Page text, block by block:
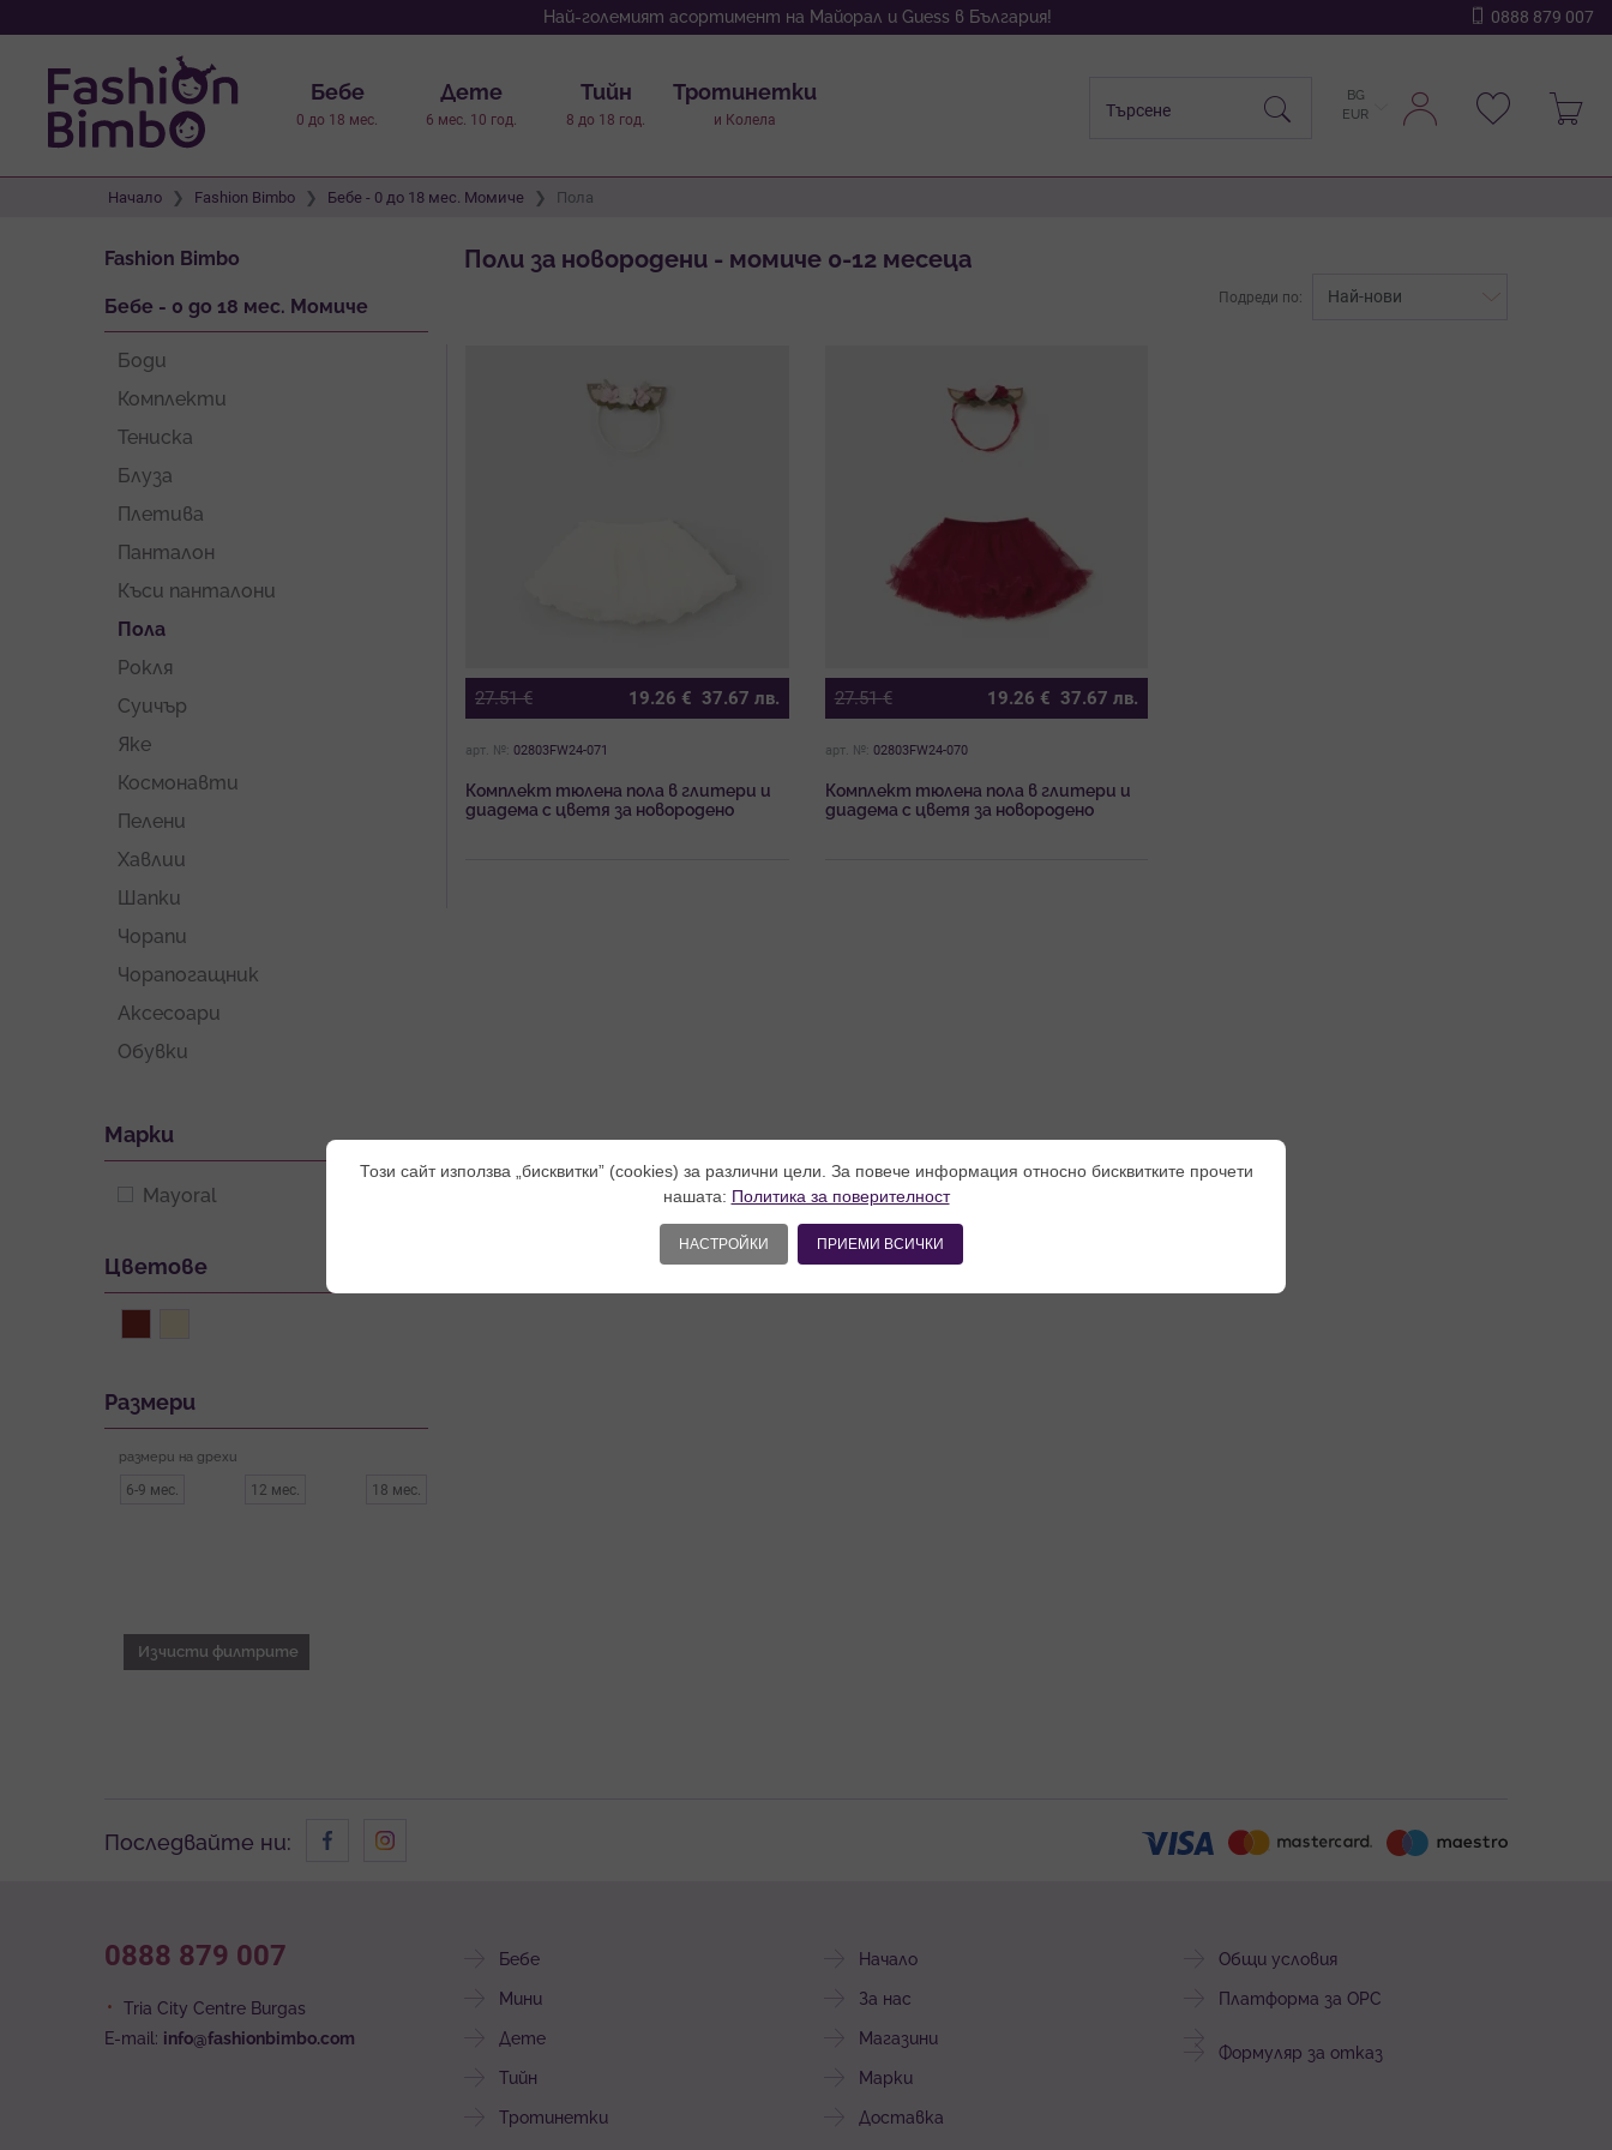
Най-големият асортимент на Майорал и Guess в България! 0888 879 007
Бебе
0 до 18 мес.
Дете
6 мес. 10 год.
Тийн
8 до 18 год.
Тротинетки
и Колела
BG
EUR
Начало Fashion Bimbo Бебе - 0 до 18 мес. Момиче Пола
Fashion Bimbo
Бебе - 0 до 18 мес. Момиче
Боди
Комплекти
Тениска
Блуза
Плетива
Панталон
Къси панталони
Пола
Рокля
Суичър
Яке
Космонавти
Пелени
Хавлии
Шапки
Чорапи
Чорапогащник
Аксесоари
Обувки
Марки
Mayoral
Цветове
Размери
размери на дрехи
6-9 мес. 12 мес. 18 мес.
Изчисти филтрите
Поли за новородени - момиче 0-12 месеца
Подреди по:
27.51€ 19.26 € 37.67 лв.
арт. №: 02803FW24-071
Комплект тюлена пола в глитери и
диадема с цветя за новородено
27.51€ 19.26€ 37.67лв.
арт. №: 02803FW24-070
Комплект тюлена пола в глитери и
диадема с цветя за новородено
Последвайте ни:
0888 879 007
Tria City Centre Burgas
E-mail: info@fashionbimbo.com
Бебе
Мини
Дете
Тийн
Тротинетки
Начало
За нас
Магазини
Марки
Доставка
Общи условия
Платформа за ОРС
Формуляр за отказ
Този сайт използва „бисквитки” (cookies) за различни цели. За повече информация относно бисквитките прочети
нашата: Политика за поверителност
НАСТРОЙКИ ПРИЕМИ ВСИЧКИ